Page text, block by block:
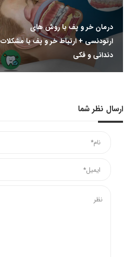
درمان خر و پف با روش های
ارتودنسی + ارتباط خر و پف با مشکلات
دندانی و فکی
ارسال نظر شما